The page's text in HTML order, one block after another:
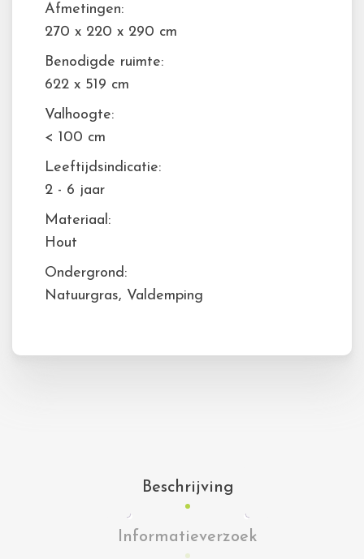
Afmetingen:
270 x 220 x 290 cm
Benodigde ruimte:
622 x 519 cm
Valhoogte:
< 100 cm
Leeftijdsindicatie:
2 - 6 jaar
Materiaal:
Hout
Ondergrond:
Natuurgras, Valdemping
Beschrijving
Informatieverzoek